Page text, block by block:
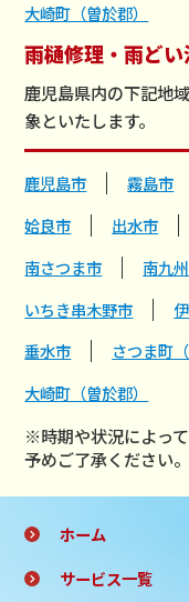
大崎町（曽於郡）
雨樋修理・雨ど
鹿児島県内の下記地
象といたします。
鹿児島市 霧島市
姶良市
出水市
南さつま市
南九
いちき串木野市
垂水市
さつま町
大崎町（曽於郡）
※時期や状況によっ
予めご了承ください。
ホーム
サービス一覧